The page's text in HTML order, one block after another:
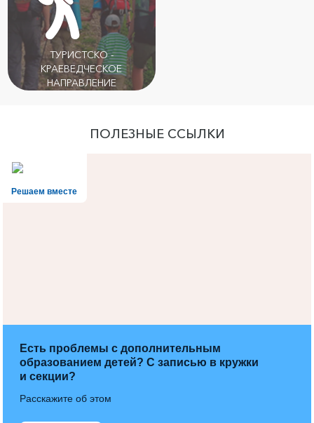
ТУРИСТСКО -
КРАЕВЕДЧЕСКОЕ
НАПРАВЛЕНИЕ
ПОЛЕЗНЫЕ ССЫЛКИ
Решаем вместе
Есть проблемы с дополнительным
образованием детей? С записью в кружки
и секции?
Расскажите об этом